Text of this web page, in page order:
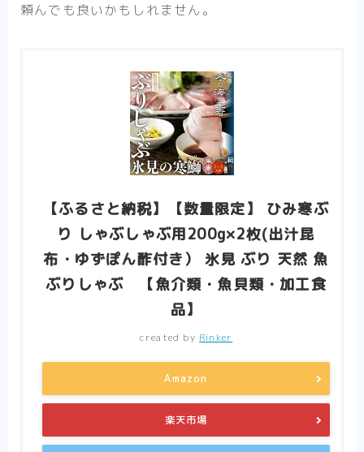
頼んでも良いかもしれません。
【ふるさと納税】【数量限定】 ひみ寒ぶ
り しゃぶしゃぶ用200g×2枚(出汁昆
布・ゆずぽん酢付き） 氷見 ぶり 天然 魚
ぶりしゃぶ 【魚介類・魚貝類・加工食
品】
created by Rinker
Amazon
楽天市場